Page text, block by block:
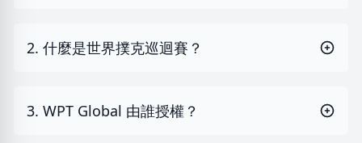
2. 什麼是世界撲克巡迴賽？
3. WPT Global 由誰授權？